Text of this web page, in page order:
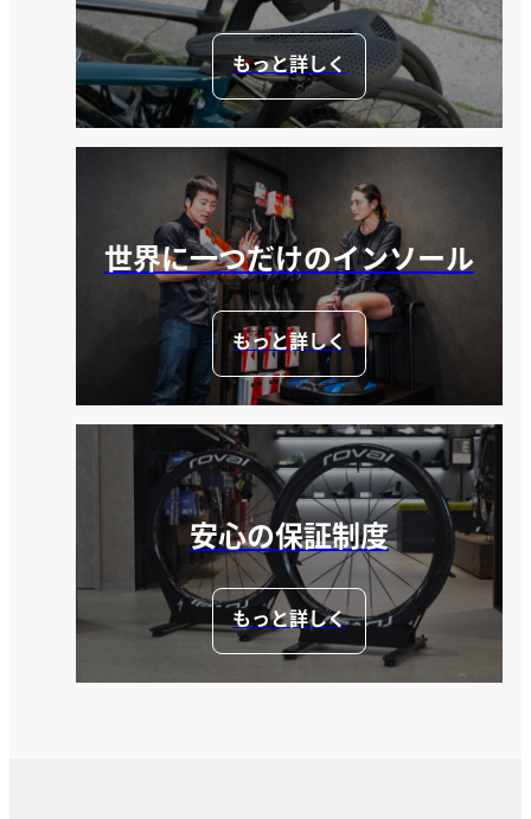
もっと詳しく
世界に一つだけのインソール
もっと詳しく
安心の保証制度
もっと詳しく